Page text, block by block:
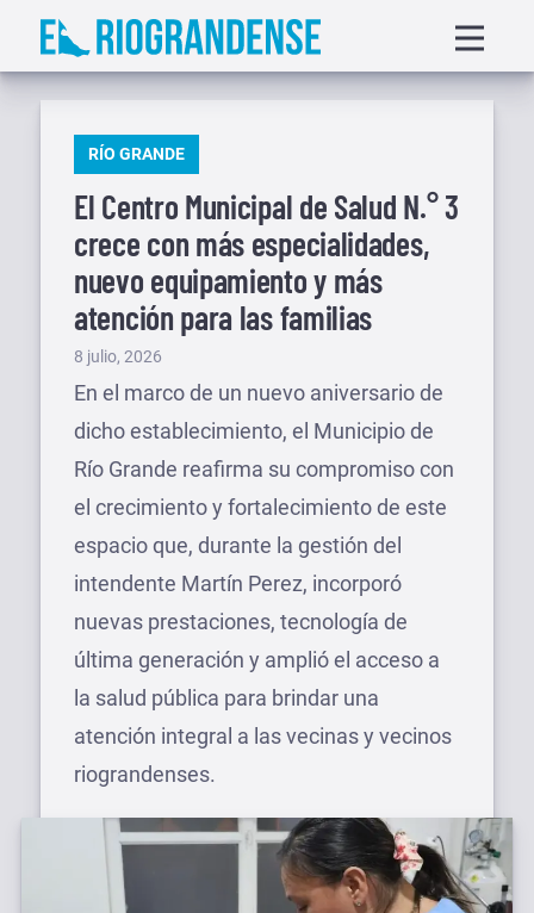
Saltar
menu
PUBLICADO
RÍO GRANDE
El Centro Municipal de Salud N.° 3
crece con más especialidades,
nuevo equipamiento y más
atención para las familias
Publicado
el
8 julio, 2026
En el marco de un nuevo aniversario de
dicho establecimiento, el Municipio de
Río Grande reafirma su compromiso con
el crecimiento y fortalecimiento de este
espacio que, durante la gestión del
intendente Martín Perez, incorporó
nuevas prestaciones, tecnología de
última generación y amplió el acceso a
la salud pública para brindar una
atención integral a las vecinas y vecinos
riograndenses.